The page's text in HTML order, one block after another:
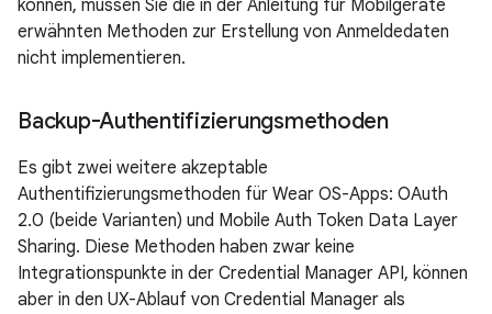
können, müssen Sie die in der Anleitung für Mobilgeräte
erwähnten Methoden zur Erstellung von Anmeldedaten
nicht implementieren.
Backup-Authentifizierungsmethoden
Es gibt zwei weitere akzeptable
Authentifizierungsmethoden für Wear OS-Apps: OAuth
2.0 (beide Varianten) und Mobile Auth Token Data Layer
Sharing. Diese Methoden haben zwar keine
Integrationspunkte in der Credential Manager API, können
aber in den UX-Ablauf von Credential Manager als